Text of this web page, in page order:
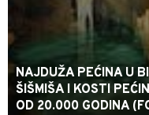
NAJDUŽA PEĆINA U
ŠIŠMIŠA I KOSTI
OD 20.000 GODINA